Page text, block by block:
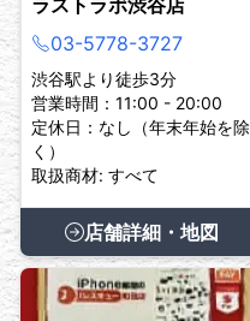
03-5778-3727
渋谷駅より徒歩3分
営業時間：11:00 - 20:00
定休日：なし（年末年始を除
く）
取扱商材: すべて
店舗詳細・地図